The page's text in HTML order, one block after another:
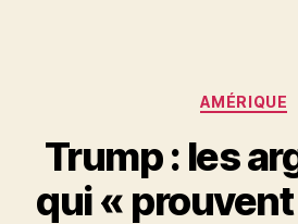
AMÉRIQUE
Trump : les
qui «